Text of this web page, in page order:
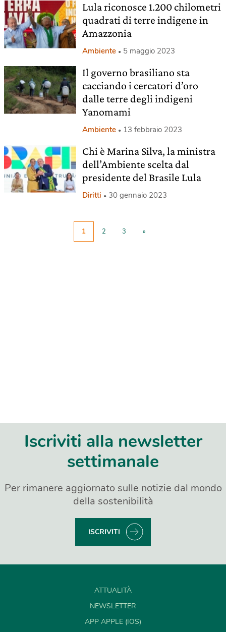
Lula riconosce 1.200 chilometri
quadrati di terre indigene in
Amazzonia
Ambiente 5 maggio 2023
Il governo brasiliano sta
cacciando i cercatori d’oro
dalle terre degli indigeni
Yanomami
Ambiente 13 febbraio 2023
Chi è Marina Silva, la ministra
dell’Ambiente scelta dal
presidente del Brasile Lula
Diritti 30 gennaio 2023
1 2 3 »
Iscriviti alla newsletter
settimanale
Per rimanere aggiornato sulle notizie dal mondo
della sostenibilità
ISCRIVITI
ATTUALITÀ
NEWSLETTER
APP APPLE (IOS)